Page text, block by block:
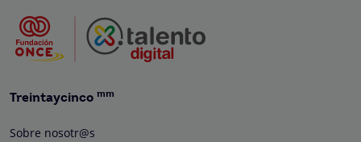
Treintaycinco mm
Sobre nosotr@s